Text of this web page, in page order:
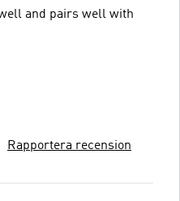
and pairs well with
Rapportera recension